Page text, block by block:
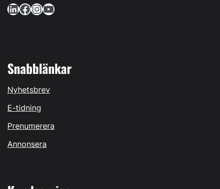
LinkedIn Facebook InstagramYouTube
Snabblänkar
Nyhetsbrev
E-tidning
Prenumerera
Annonsera